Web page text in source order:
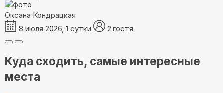
Оксана Кондрацкая
8 июля 2026, 1 сутки
2 гостя
Куда сходить, самые интересные
места